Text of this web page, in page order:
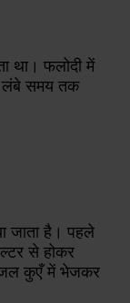
था। फलोदी में
लंबे समय तक
जाता है। पहले
से होकर
जल कुएँ में भेजकर